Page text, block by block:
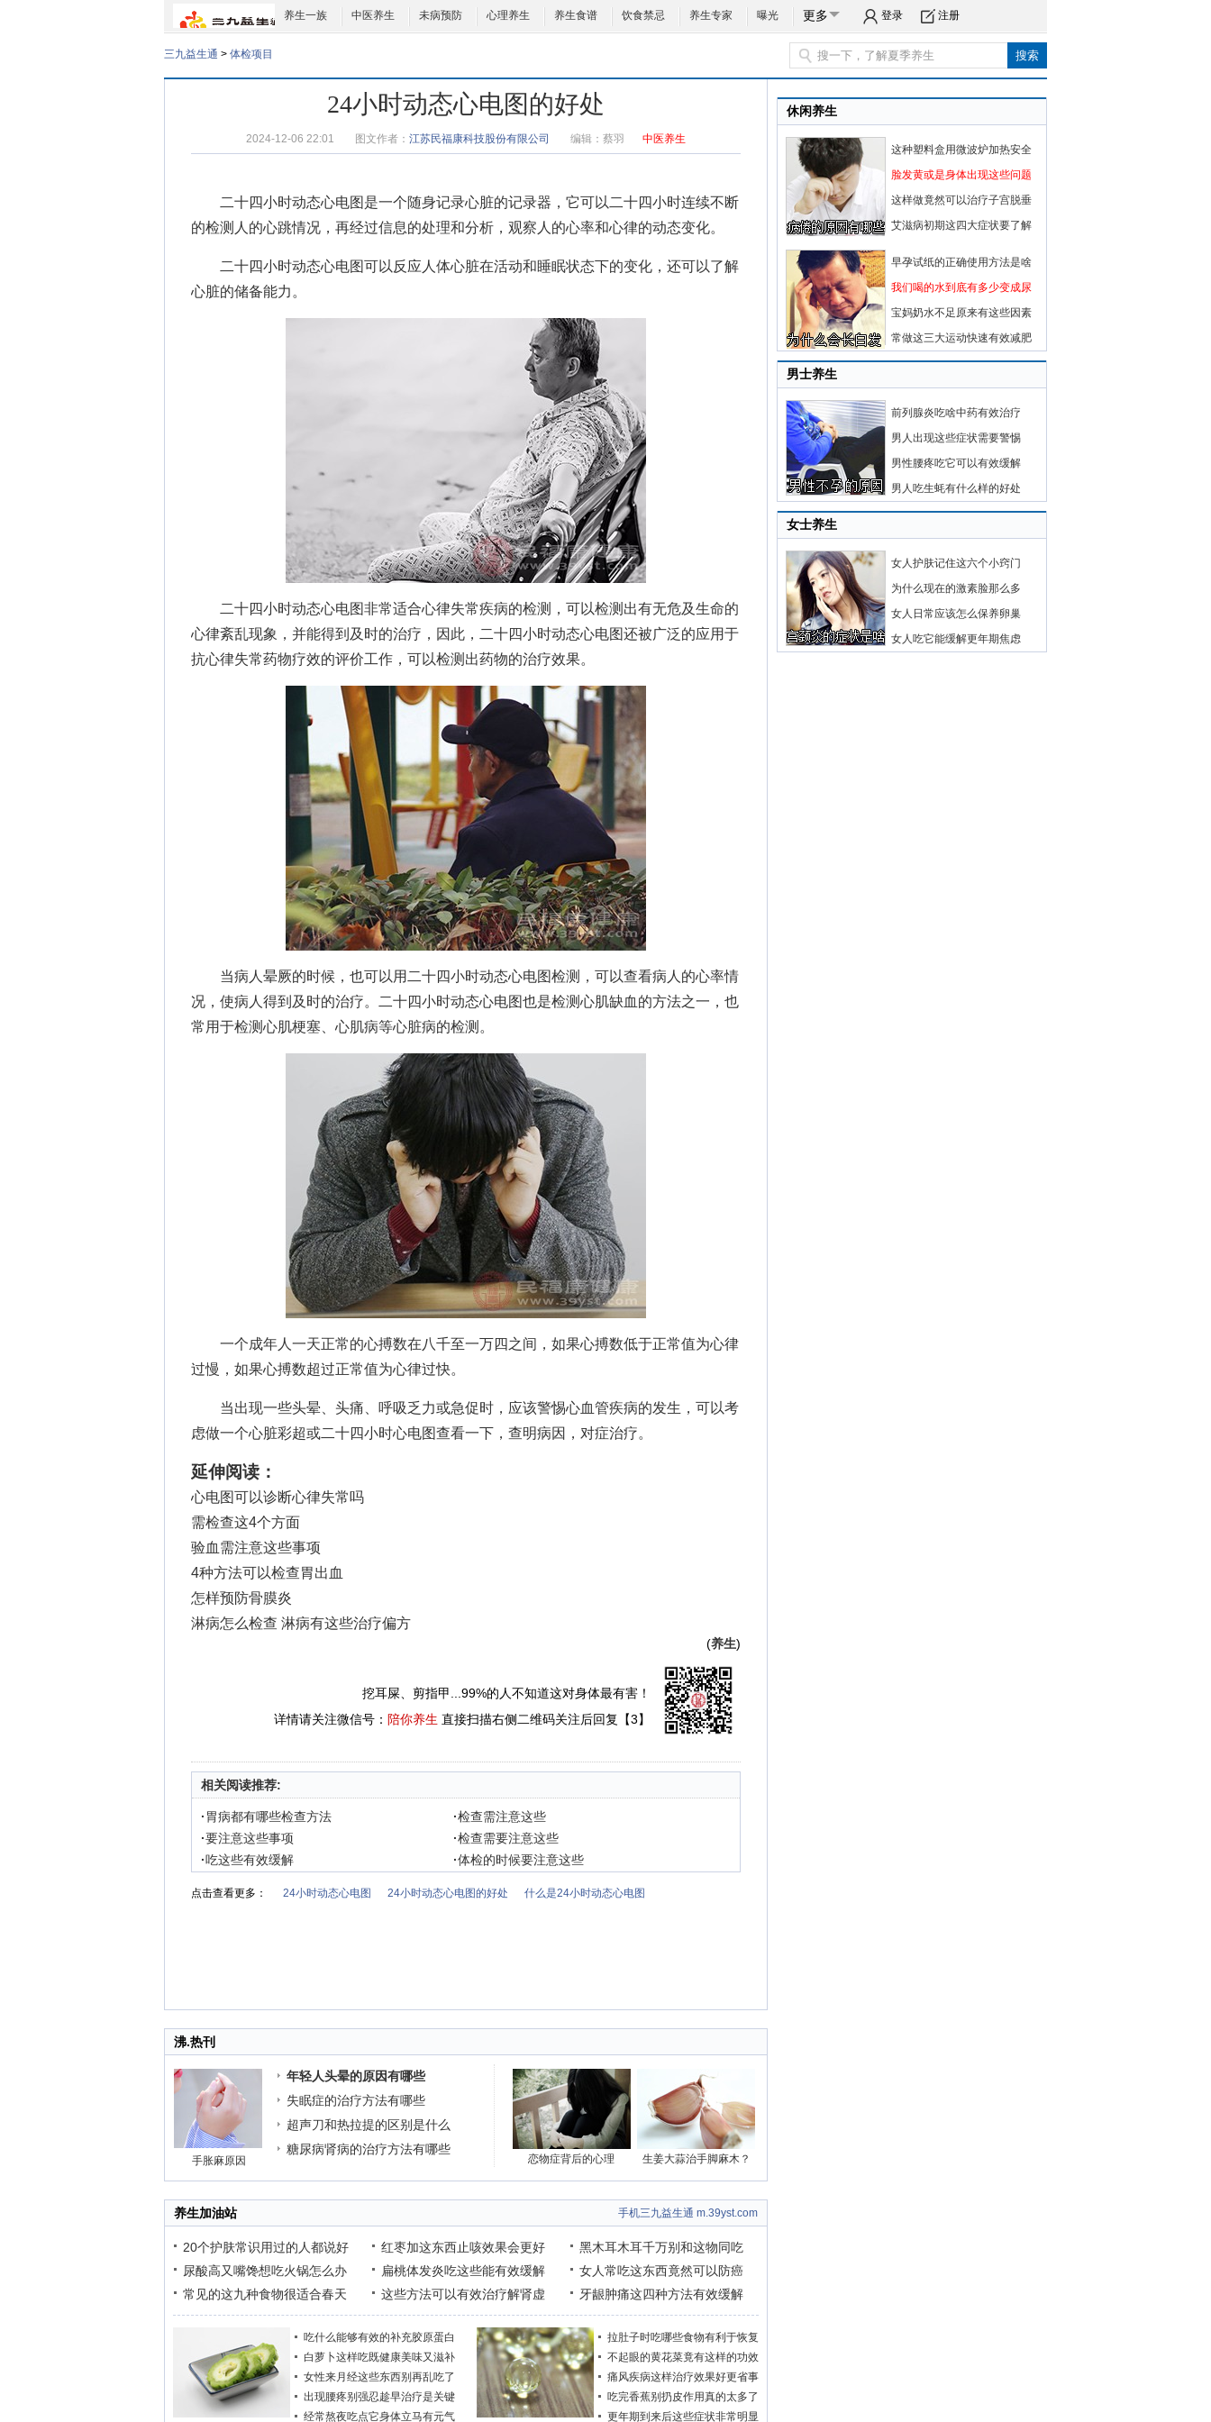
养生一族 中医养生 未病预防 心理养生 养生食谱 饮食禁忌 养生专家 曝光 更多 登录 注册
三九益生通 > 体检项目
24小时动态心电图的好处
2024-12-06 22:01 图文作者： 江苏民福康科技股份有限公司 编辑： 蔡羽 中医养生
二十四小时动态心电图是一个随身记录心脏的记录器，它可以二十四小时连续不断
的检测人的心跳情况，再经过信息的处理和分析，观察人的心率和心律的动态变化。
二十四小时动态心电图可以反应人体心脏在活动和睡眠状态下的变化，还可以了解
心脏的储备能力。
二十四小时动态心电图非常适合心律失常疾病的检测，可以检测出有无危及生命的
心律紊乱现象，并能得到及时的治疗，因此，二十四小时动态心电图还被广泛的应用于
抗心律失常药物疗效的评价工作，可以检测出药物的治疗效果。
当病人晕厥的时候，也可以用二十四小时动态心电图检测，可以查看病人的心率情
况，使病人得到及时的治疗。二十四小时动态心电图也是检测心肌缺血的方法之一，也
常用于检测心肌梗塞、心肌病等心脏病的检测。
一个成年人一天正常的心搏数在八千至一万四之间，如果心搏数低于正常值为心律
过慢，如果心搏数超过正常值为心律过快。
当出现一些头晕、头痛、呼吸乏力或急促时，应该警惕心血管疾病的发生，可以考
虑做一个心脏彩超或二十四小时心电图查看一下，查明病因，对症治疗。
延伸阅读：
心电图可以诊断心律失常吗
需检查这4个方面
验血需注意这些事项
4种方法可以检查胃出血
怎样预防骨膜炎
淋病怎么检查 淋病有这些治疗偏方
(养生)
挖耳屎、剪指甲...99%的人不知道这对身体最有害！
详情请关注微信号： 陪你养生 直接扫描右侧二维码关注后回复【3】
相关阅读推荐:
· 胃病都有哪些检查方法 ·检查需注意这些
·要注意这些事项 ·检查需要注意这些
·吃这些有效缓解 ·体检的时候要注意这些
点击查看更多： 24小时动态心电图 24小时动态心电图的好处 什么是24小时动态心电图
沸.热刊
手胀麻原因
年轻人头晕的原因有哪些
失眠症的治疗方法有哪些
超声刀和热拉提的区别是什么
糖尿病肾病的治疗方法有哪些
恋物症背后的心理 生姜大蒜治手脚麻木？
养生加油站 手机三九益生通 m.39yst.com
20个护肤常识用过的人都说好
尿酸高又嘴馋想吃火锅怎么办
常见的这九种食物很适合春天
红枣加这东西止咳效果会更好
扁桃体发炎吃这些能有效缓解
这些方法可以有效治疗解肾虚
黑木耳木耳千万别和这物同吃
女人常吃这东西竟然可以防癌
牙龈肿痛这四种方法有效缓解
吃什么能够有效的补充胶原蛋白
白萝卜这样吃既健康美味又滋补
女性来月经这些东西别再乱吃了
出现腰疼别强忍趁早治疗是关键
经常熬夜吃点它身体立马有元气
拉肚子时吃哪些食物有利于恢复
不起眼的黄花菜竟有这样的功效
痛风疾病这样治疗效果好更省事
吃完香蕉别扔皮作用真的太多了
更年期到来后这些症状非常明显
休闲养生
这种塑料盒用微波炉加热安全
脸发黄或是身体出现这些问题
这样做竟然可以治疗子宫脱垂
艾滋病初期这四大症状要了解
早孕试纸的正确使用方法是啥
我们喝的水到底有多少变成尿
宝妈奶水不足原来有这些因素
常做这三大运动快速有效减肥
男士养生
前列腺炎吃啥中药有效治疗
男人出现这些症状需要警惕
男性腰疼吃它可以有效缓解
男人吃生蚝有什么样的好处
女士养生
女人护肤记住这六个小窍门
为什么现在的激素脸那么多
女人日常应该怎么保养卵巢
女人吃它能缓解更年期焦虑